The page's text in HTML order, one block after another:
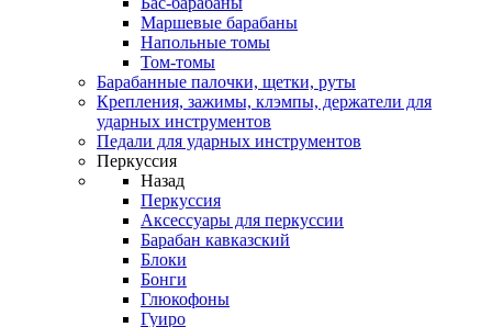
Маршевые барабаны
Напольные томы
Том-томы
Барабанные палочки, щетки, руты
Крепления, зажимы, клэмпы, держатели для
ударных инструментов
Педали для ударных инструментов
Перкуссия
Назад
Перкуссия
Аксессуары для перкуссии
Барабан кавказский
Блоки
Бонги
Глюкофоны
Гуиро